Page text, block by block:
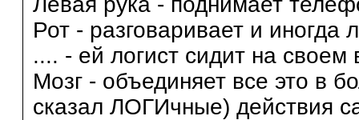
Рот - разговаривает и иногда
.... - ей логист сидит на своем
Мозг - объединяет все это в
сказал ЛОГИчные) действия